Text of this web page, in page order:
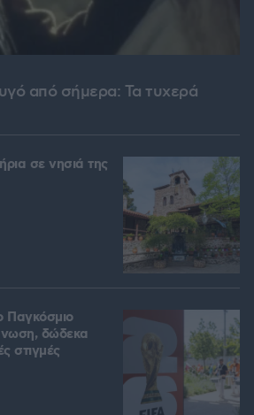
από σήμερα: Τα τυχερά
σε νησιά της
Παγκόσμιο
δώδεκα
στιγμές